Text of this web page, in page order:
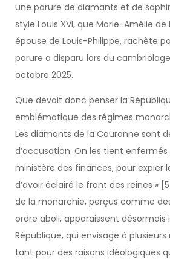
une parure de diamants et de
style Louis XVI, que Marie-Amélie de
épouse de Louis-Philippe, rachète
parure a disparu lors du cambriolage
octobre 2025.
Que devait donc penser la
emblématique des régimes
Les diamants de la Couronne sont
d’accusation. On les tient
ministère des finances, pour expier
d’avoir éclairé le front des reines »
de la monarchie, perçus comme
ordre aboli, apparaissent désormais
République, qui envisage à
tant pour des raisons idéologiques